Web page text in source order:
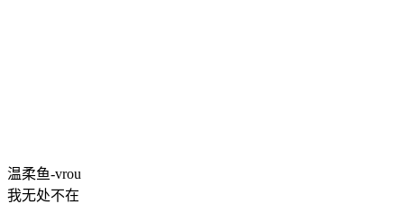
温柔鱼-vrou
我无处不在